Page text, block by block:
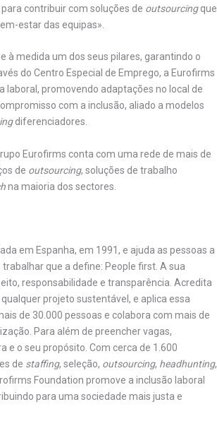
contribuir com soluções de outsourcingque
estar das equipas».
à medida um dos seus pilares, garantindo o
do Centro Especial de Emprego, a Eurofirms
laboral, promovendo adaptações no local de
com a inclusão, aliado a modelos
diferenciadores.
Eurofirms conta com uma rede de mais de
de outsourcing, soluções de trabalho
na maioria dos sectores.
em Espanha, em 1991, e ajuda as pessoas a
que a define: People first. A sua
responsabilidade e transparência. Acredita
projeto sustentável, e aplica essa
de 30.000 pessoas e colabora com mais de
Para além de preencher vagas,
e o seu propósito. Com cerca de 1.600
de staffing, seleção, outsourcing, headhunting,
Foundation promove a inclusão laboral
para uma sociedade mais justa e